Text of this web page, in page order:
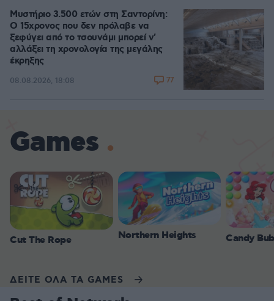
Μυστήριο 3.500 ετών στη Σαντορίνη:
Ο 15χρονος που δεν πρόλαβε να
ξεφύγει από το τσουνάμι μπορεί ν'
αλλάξει τη χρονολογία της μεγάλης
έκρηξης
08.08.2026, 18:08 77
Games
Cut The Rope Northern Heights Candy
ΔΕΙΤΕ ΟΛΑ ΤΑ GAMES